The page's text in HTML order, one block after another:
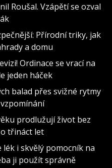
Roušal. Vzápětí se ozval
Přírodní triky, jak
a domu
Ordinace se vrací na
jeden háček
balad přes svižné rytmy
prodlužují život bez
třináct let
i skvělý pomocník na
ji použít správně